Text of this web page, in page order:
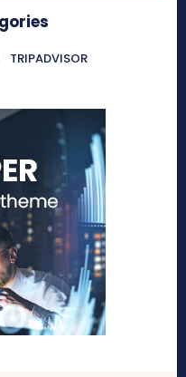
TRIPADVISOR